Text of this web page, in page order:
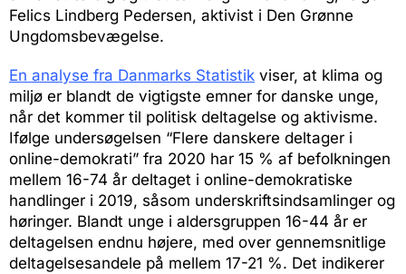
Felics Lindberg Pedersen, aktivist i Den Grønne
Ungdomsbevægelse.
En analyse fra Danmarks Statistik viser, at klima og
miljø er blandt de vigtigste emner for danske unge,
når det kommer til politisk deltagelse og aktivisme.
Ifølge undersøgelsen “Flere danskere deltager i
online-demokrati” fra 2020 har 15 % af befolkningen
mellem 16-74 år deltaget i online-demokratiske
handlinger i 2019, såsom underskriftsindsamlinger og
høringer. Blandt unge i aldersgruppen 16-44 år er
deltagelsen endnu højere, med over gennemsnitlige
deltagelsesandele på mellem 17-21 %. Det indikerer